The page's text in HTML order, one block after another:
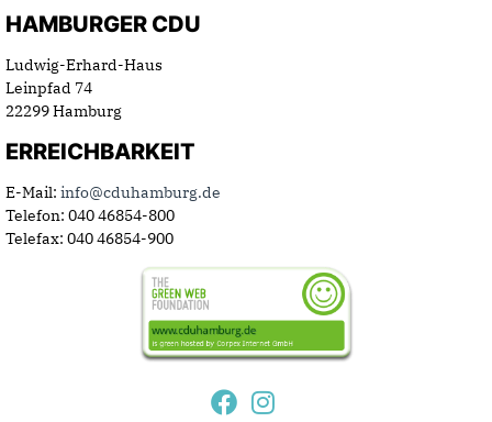
HAMBURGER CDU
Ludwig-Erhard-Haus
Leinpfad 74
22299 Hamburg
ERREICHBARKEIT
E-Mail: info@cduhamburg.de
Telefon: 040 46854-800
Telefax: 040 46854-900